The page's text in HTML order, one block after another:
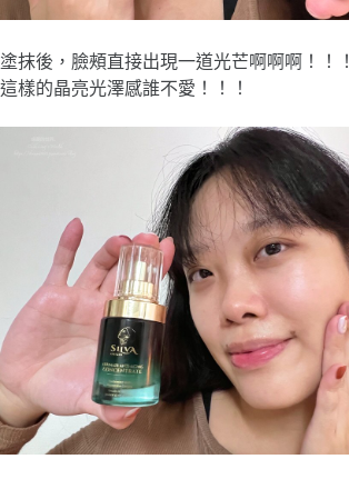
塗抹後，臉頰直接出現一道光芒啊啊啊！！！
這樣的晶亮光澤感誰不愛！！！